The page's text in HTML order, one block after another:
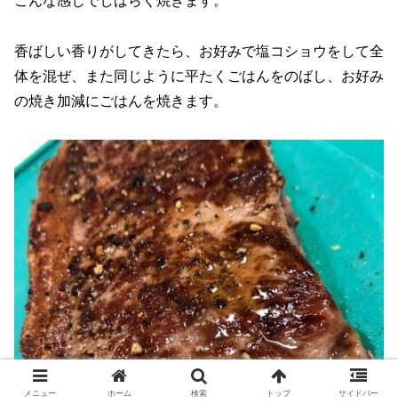
香ばしい香りがしてきたら、お好みで塩コショウをして全
体を混ぜ、また同じように平たくごはんをのばし、お好み
の焼き加減にごはんを焼きます。
メニュー ホーム 検索 トップ サイドバー